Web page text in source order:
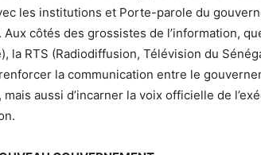
les institutions et Porte-parole du
côtés des grossistes de l’information,
la RTS (Radiodiffusion, Télévision du
la communication entre le
mais aussi d’incarner la voix officielle de